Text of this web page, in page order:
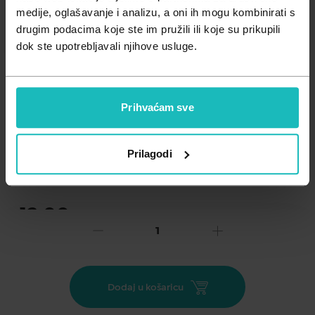
medije, oglašavanje i analizu, a oni ih mogu kombinirati s
drugim podacima koje ste im pružili ili koje su prikupili
dok ste upotrebljavali njihove usluge.
Prihvaćam sve
Prilagodi
Zdravlje muškarca
Zdravlje žene
Minerali
Probiotici i prebiotici
Važna obavijest prema Zakonu o zaštiti potrošača..
13,00
Ovaj se proizvod koristi za simptomatsko liječenje
začepljenog nosa, primjerice u slučaju alergijskog rinitisa i
Dodaj u košaricu